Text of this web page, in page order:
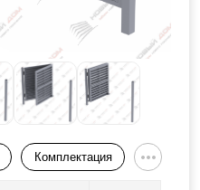
Комплектация